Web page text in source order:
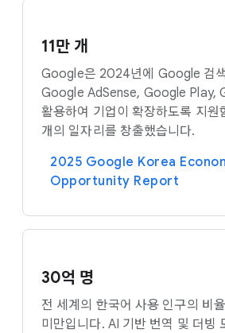
11만 개
Google은 2024년에 Google 검
Google AdSense, Google Play,
활용하여 기업이 확장하도록 지원
개의 일자리를 창출했습니다.
2025 Google Korea
Opportunity Report
30억 명
전 세계의 한국어 사용 인구의 비
미만입니다. AI 기반 번역 및 더빙